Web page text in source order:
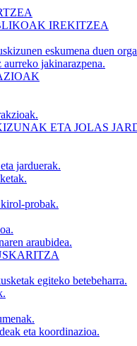
IREKITZEA
eskumena duen
aurreko jakinarazpena.
ETA JOLAS
jarduerak.
probak.
araubidea.
egiteko betebeharra.
eta koordinazioa.